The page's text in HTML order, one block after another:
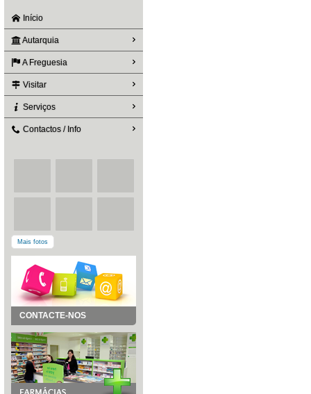
Início
Autarquia
A Freguesia
Visitar
Serviços
Contactos / Info
Mais fotos
CONTACTE-NOS